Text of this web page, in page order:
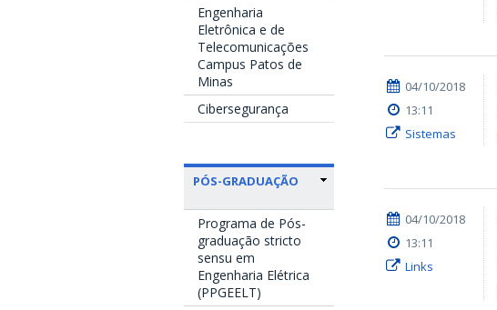
Engenharia
Eletrônica e de
Telecomunicações
Campus Patos de
Minas
Cibersegurança
PÓS-GRADUAÇÃO
Programa de Pós-
graduação stricto
sensu em
Engenharia Elétrica
(PPGEELT)
04/10/2018
13:11
Sistemas
04/10/2018
13:11
Links